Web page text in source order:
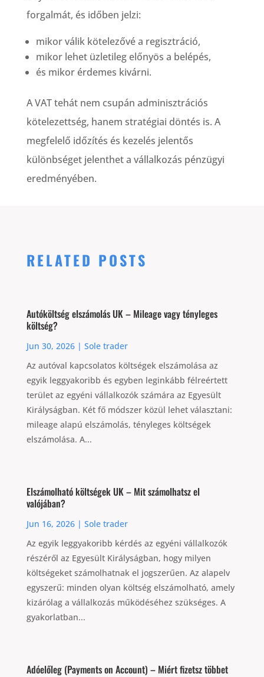
forgalmát, és időben jelzi:
mikor válik kötelezővé a regisztráció,
mikor lehet üzletileg előnyös a belépés,
és mikor érdemes kivárni.
A VAT tehát nem csupán adminisztrációs
kötelezettség, hanem stratégiai döntés is. A
megfelelő időzítés és kezelés jelentős
különbséget jelenthet a vállalkozás pénzügyi
eredményében.
RELATED POSTS
Autóköltség elszámolás UK – Mileage vagy tényleges
költség?
Jun 30, 2026| Sole trader
Az autóval kapcsolatos költségek elszámolása az
egyik leggyakoribb és egyben leginkább félreértett
terület az egyéni vállalkozók számára az Egyesült
Királyságban. Két fő módszer közül lehet választani:
mileage alapú elszámolás, tényleges költségek
elszámolása. A...
Elszámolható költségek UK – Mit számolhatsz el
valójában?
Jun 16, 2026| Sole trader
Az egyik leggyakoribb kérdés az egyéni vállalkozók
részéről az Egyesült Királyságban, hogy milyen
költségeket számolhatnak el jogszerűen. Az alapelv
egyszerű: minden olyan költség elszámolható, amely
kizárólag a vállalkozás működéséhez szükséges. A
gyakorlatban...
Adóelőleg (Payments on Account) – Miért fizetsz többet